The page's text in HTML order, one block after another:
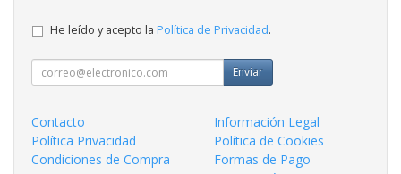
He leído y acepto la Política de Privacidad.
Enviar
Contacto
Información Legal
Política Privacidad
Política de Cookies
Condiciones de Compra
Formas de Pago